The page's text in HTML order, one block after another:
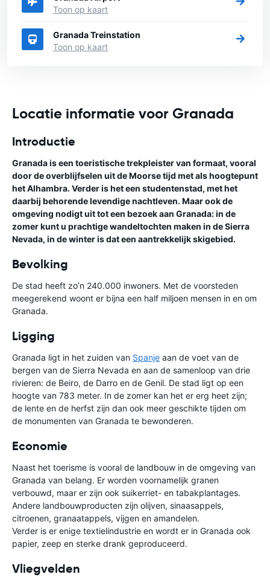
Toon op kaart
Granada Treinstation
Toon op kaart
Locatie informatie voor Granada
Introductie
Granada is een toeristische trekpleister van formaat, vooral
door de overblijfselen uit de Moorse tijd met als hoogtepunt
het Alhambra. Verder is het een studentenstad, met het
daarbij behorende levendige nachtleven. Maar ook de
omgeving nodigt uit tot een bezoek aan Granada: in de
zomer kunt u prachtige wandeltochten maken in de Sierra
Nevada, in de winter is dat een aantrekkelijk skigebied.
Bevolking
De stad heeft zo’n 240.000 inwoners. Met de voorsteden
meegerekend woont er bijna een half miljoen mensen in en om
Granada.
Ligging
Granada ligt in het zuiden van Spanje aan de voet van de
bergen van de Sierra Nevada en aan de samenloop van drie
rivieren: de Beiro, de Darro en de Genil. De stad ligt op een
hoogte van 783 meter. In de zomer kan het er erg heet zijn;
de lente en de herfst zijn dan ook meer geschikte tijden om
de monumenten van Granada te bewonderen.
Economie
Naast het toerisme is vooral de landbouw in de omgeving van
Granada van belang. Er worden voornamelijk granen
verbouwd, maar er zijn ook suikerriet- en tabakplantages.
Andere landbouwproducten zijn olijven, sinaasappels,
citroenen, granaatappels, vijgen en amandelen.
Verder is er enige textielindustrie en wordt er in Granada ook
papier, zeep en sterke drank geproduceerd.
Vliegvelden